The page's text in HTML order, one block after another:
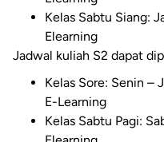
Kelas Sabtu Siang:
Elearning
Jadwal kuliah S2 dapat
Kelas Sore: Senin –
E-Learning
Kelas Sabtu Pagi: